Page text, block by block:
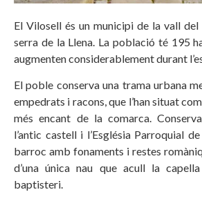
El Vilosell és un municipi de la vall
serra de la Llena. La població té 195
augmenten considerablement durant
El poble conserva una trama urbana
empedrats i racons, que l’han situat
més encant de la comarca.
l’antic castell i l’Església Parroquial
barroc amb fonaments i restes
d’una única nau que acull la
baptisteri.